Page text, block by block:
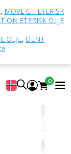
, MOVE GT ETERISK
ETERISK OLJE
OLJE, DENT
0
eterisk olje